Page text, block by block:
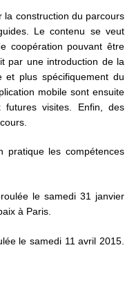
la construction du parcours
Le contenu se veut
coopération pouvant être
par une introduction de la
et plus spécifiquement du
mobile sont ensuite
visites. Enfin, des
pratique les compétences
le samedi 31 janvier
à Paris.
le samedi 11 avril 2015.